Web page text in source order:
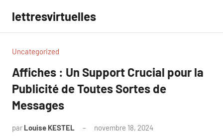
contenu
lettresvirtuelles
Uncategorized
Affiches : Un Support Crucial pour la
Publicité de Toutes Sortes de
Messages
par Louise KESTEL novembre 18, 2024